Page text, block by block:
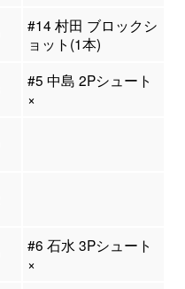
#14 村田 ブロックシ
ョット(1本)
#5 中島 2Pシュート
×
#6 石水 3Pシュート
×